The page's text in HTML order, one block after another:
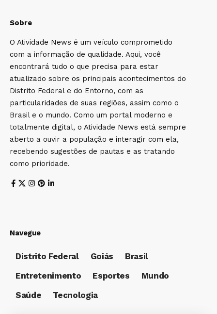
Sobre
O Atividade News é um veículo comprometido
com a informação de qualidade. Aqui, você
encontrará tudo o que precisa para estar
atualizado sobre os principais acontecimentos do
Distrito Federal e do Entorno, com as
particularidades de suas regiões, assim como o
Brasil e o mundo. Como um portal moderno e
totalmente digital, o Atividade News está sempre
aberto a ouvir a população e interagir com ela,
recebendo sugestões de pautas e as tratando
como prioridade.
Navegue
Distrito Federal Goiás
Brasil
Entretenimento
Esportes
Mundo
Saúde
Tecnologia